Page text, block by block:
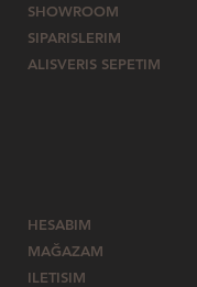
SHOWROOM
SIPARISLERIM
ALISVERIS SEPETIM
HESABIM
MAĞAZAM
ILETISIM